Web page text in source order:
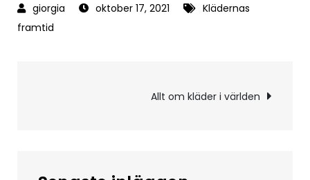
oktober 17, 2021
Klädernas
framtid
Inläggsnavigering
Allt om kläder i världen